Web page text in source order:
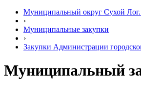
Муниципальный округ Сухой
›
Муниципальные закупки
›
Закупки Администрации
Муниципальный